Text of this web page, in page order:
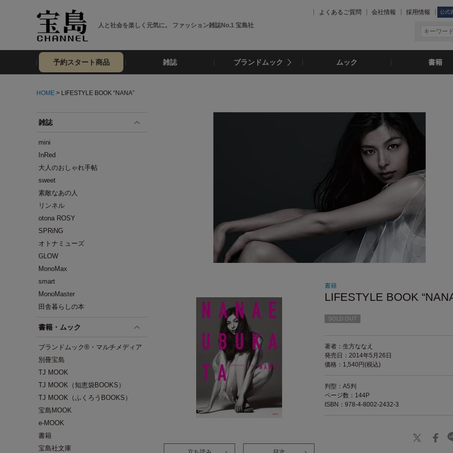
人と社会を楽しく元気に。 ファッション雑誌No.1 宝島社
よくあるご質問 会社情報 採用情報 公式
予約スタート商品 雑誌 ブランドムック ムック 書籍
HOME > LIFESTYLE BOOK “NANA”
雑誌
mini
InRed
大人のおしゃれ手帖
sweet
素敵なあの人
リンネル
otona ROSY
SPRiNG
オトナミューズ
GLOW
MonoMax
smart
MonoMaster
田舎暮らしの本
書籍・ムック
ブランドムック®・マルチメディア
別冊宝島
TJ MOOK
TJ MOOK（知恵袋BOOKS）
TJ MOOK（ふくろうBOOKS）
宝島MOOK
e-MOOK
書籍
宝島社文庫
書籍
LIFESTYLE BOOK
SOLD OUT
著者：生方ななえ
発売日：2014年5月26日
価格：1,540円(税込)
判型：A5判
ページ数：144P
ISBN：978-4-8002-2432-3